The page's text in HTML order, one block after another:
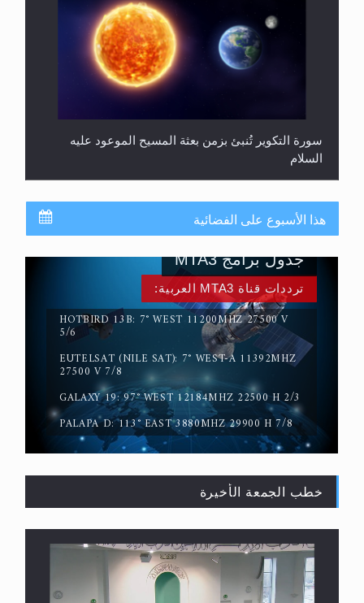
سورة التكوير تُنبئ بزمن بعثة المسيح الموعود عليه
السلام
حقيقة المسيح الدجال
القرآن قاضٍ وحكمٌ على السنة ومهيمنٌ عليها.. ليس
العكس
هذا الأسبوع على الفضائية
ترددات قناة MTA3 العربية:
HOTBIRD 13B: 7° WEST 11200MHZ 27500 V
5/6
EUTELSAT (NILE SAT): 7° WEST-A 11392MHZ
27500 V 7/8
GALAXY 19: 97° WEST 12184MHZ 22500 H 2/3
PALAPA D: 113° EAST 3880MHZ 29900 H 7/8
جدول برامج MTA3
خطب الجمعة الأخيرة